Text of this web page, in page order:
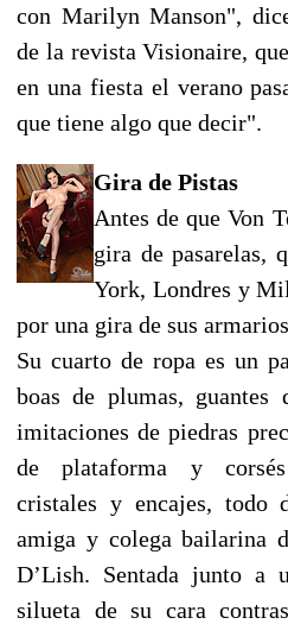
con Marilyn Manson",
de la revista Visionaire,
en una fiesta el verano
que tiene algo que decir".
Gira de Pistas
Antes de que Von
gira de pasarelas,
York, Londres y
por una gira de sus
Su cuarto de ropa es un
boas de plumas, guantes
imitaciones de piedras
de plataforma y corsés
cristales y encajes, todo
amiga y colega bailarina
D’Lish. Sentada junto a
silueta de su cara